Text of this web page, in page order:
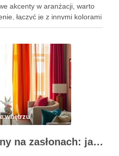
akcenty w aranżacji, warto
łączyć je z innymi kolorami
Dzięki tym
wnętrzu
Akcent kolorystyczny na zasłonach: jak dobrać barwę, która ożywi i zharmonizuje wnętrze